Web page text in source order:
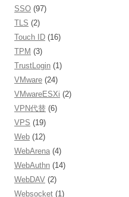
SSO (97)
TLS (2)
Touch ID (16)
TPM (3)
TrustLogin (1)
VMware (24)
VMwareESXi (2)
VPN代替 (6)
VPS (19)
Web (12)
WebArena (4)
WebAuthn (14)
WebDAV (2)
Websocket (1)